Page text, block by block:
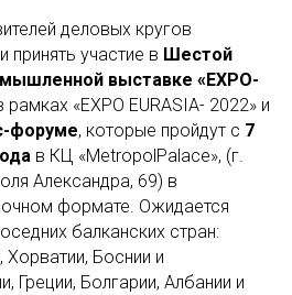
деловых кругов
принять участие в Шестой
выставке «ЕХРО-
рамках «ЕХРО EURASIA- 2022» и
форуме, которые пройдут с 7
в КЦ «MetropolPalace», (г.
Александра, 69) в
формате. Ожидается
балканских стран:
Боснии и
Греции, Болгарии, Албании и